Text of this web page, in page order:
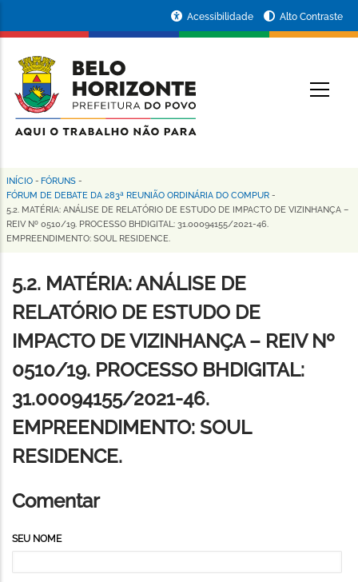
conteúdo
principal
da
Prefeitura
de
Horizonte
Acessibilidade Alto Contraste
Trilha
de
navegação
INÍCIO - FÓRUNS -
FÓRUM DE DEBATE DA 283ª REUNIÃO ORDINÁRIA DO COMPUR -
5.2. MATÉRIA: ANÁLISE DE RELATÓRIO DE ESTUDO DE IMPACTO DE VIZINHANÇA –
REIV Nº 0510/19. PROCESSO BHDIGITAL: 31.00094155/2021-46.
EMPREENDIMENTO: SOUL RESIDENCE.
5.2. MATÉRIA: ANÁLISE DE
RELATÓRIO DE ESTUDO DE
IMPACTO DE VIZINHANÇA – REIV Nº
0510/19. PROCESSO BHDIGITAL:
31.00094155/2021-46.
EMPREENDIMENTO: SOUL
RESIDENCE.
Comentar
SEU NOME